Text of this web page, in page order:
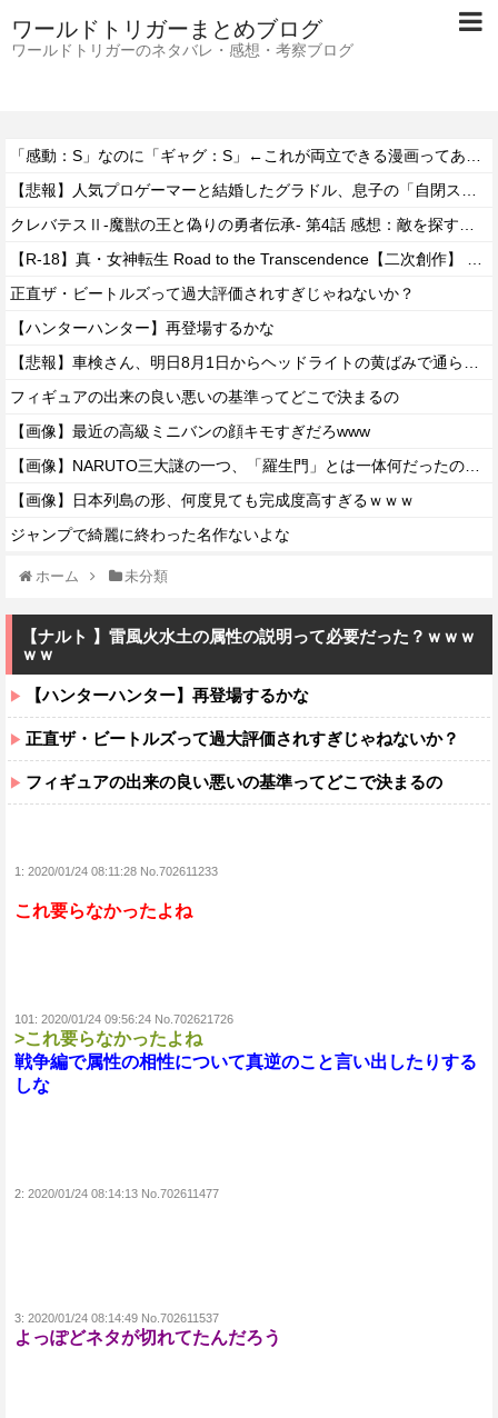
ワールドトリガーまとめブログ
ワールドトリガーのネタバレ・感想・考察ブログ
正直ザ・ビートルズって過大評価されすぎじゃねないか？
【ハンターハンター】再登場するかな
フィギュアの出来の良い悪いの基準ってどこで決まるの
【画像】最近の高級ミニバンの顔キモすぎだろwww
【画像】日本列島の形、何度見ても完成度高すぎるｗｗｗ
ジャンプで綺麗に終わった名作ないよな
ホーム 未分類
【ナルト 】雷風火水土の属性の説明って必要だった？ｗｗｗ
ｗｗ
【ハンターハンター】再登場するかな
正直ザ・ビートルズって過大評価されすぎじゃねないか？
フィギュアの出来の良い悪いの基準ってどこで決まるの
1: 2020/01/24 08:11:28 No.702611233
これ要らなかったよね
101: 2020/01/24 09:56:24 No.702621726
>これ要らなかったよね
戦争編で属性の相性について真逆のこと言い出したりする
しな
2: 2020/01/24 08:14:13 No.702611477
3: 2020/01/24 08:14:49 No.702611537
よっぽどネタが切れてたんだろう